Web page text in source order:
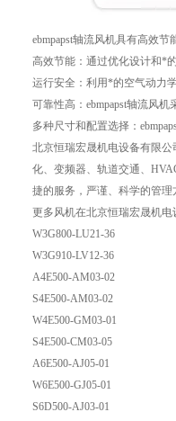
ebmpapst轴流风机具有高效
高效节能：通过优化设计和*
运行安全：利用*的空气动力
可靠性高：ebmpapst轴流风
多种尺寸和配置选择：
北京恒瑞宏晟机电设备有限
化、变频器、轨道交通、
捷的服务，严谨、科学的管
更多风机在北京恒瑞宏晟机
W3G800-LU21-36
W3G910-LV12-36
A4E500-AM03-02
S4E500-AM03-02
W4E500-GM03-01
S4E500-CM03-05
A6E500-AJ05-01
W6E500-GJ05-01
S6D500-AJ03-01